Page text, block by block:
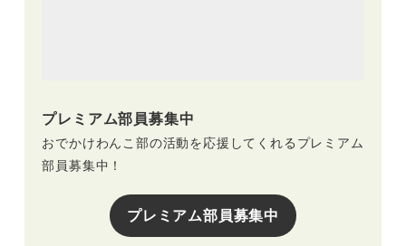
プレミアム部員募集中
おでかけわんこ部の活動を応援してくれるプレミアム
部員募集中！
プレミアム部員募集中